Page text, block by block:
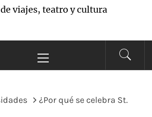
viajes, teatro y cultura
principal
¿Por qué se celebra St.